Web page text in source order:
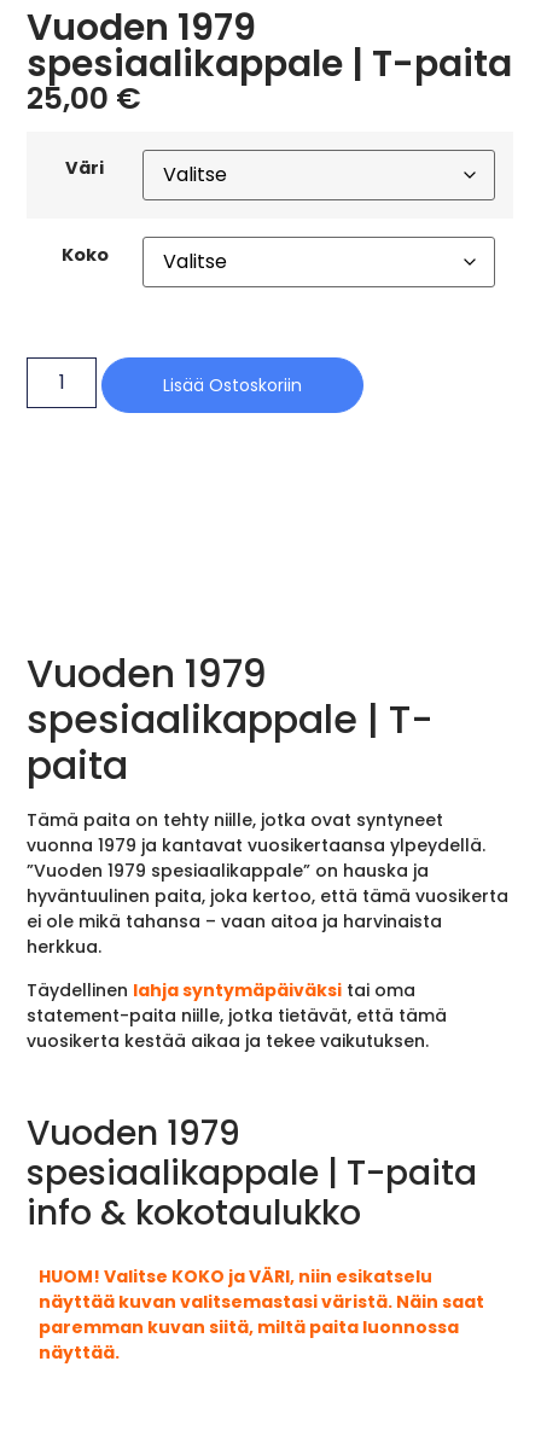
Vuoden 1979
spesiaalikappale | T-paita
25,00 €
Väri
Koko
Lisää Ostoskoriin
Vuoden 1979
spesiaalikappale | T-
paita
Tämä paita on tehty niille, jotka ovat syntyneet
vuonna 1979 ja kantavat vuosikertaansa ylpeydellä.
”Vuoden 1979 spesiaalikappale” on hauska ja
hyväntuulinen paita, joka kertoo, että tämä vuosikerta
ei ole mikä tahansa – vaan aitoa ja harvinaista
herkkua.
Täydellinen lahja syntymäpäiväksi tai oma
statement-paita niille, jotka tietävät, että tämä
vuosikerta kestää aikaa ja tekee vaikutuksen.
Vuoden 1979
spesiaalikappale | T-paita
info & kokotaulukko
HUOM! Valitse KOKO ja VÄRI, niin esikatselu
näyttää kuvan valitsemastasi väristä. Näin saat
paremman kuvan siitä, miltä paita luonnossa
näyttää.